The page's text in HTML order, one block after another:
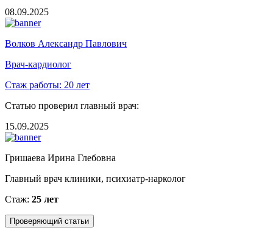
08.09.2025
Волков Александр Павлович
Врач-кардиолог
Стаж работы: 20 лет
Статью проверил главный врач:
15.09.2025
Гришаева Ирина Глебовна
Главный врач клиники, психиатр-нарколог
Стаж: 25 лет
Проверяющий статьи